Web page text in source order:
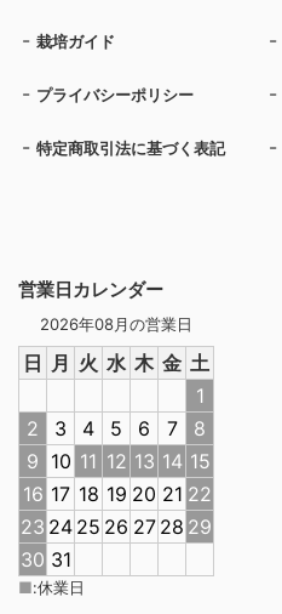
営業日カレンダー
2026年08月の営業日
日 月 火 水 木 金 土
1
2
3 4 5 6 7
8
9 10 11 12 13 14 15
16 17 18 19 20 21 22
23 24 25 26 27 28 29
30 31
■:休業日
栽培ガイド
プライバシーポリシー
特定商取引法に基づく表記